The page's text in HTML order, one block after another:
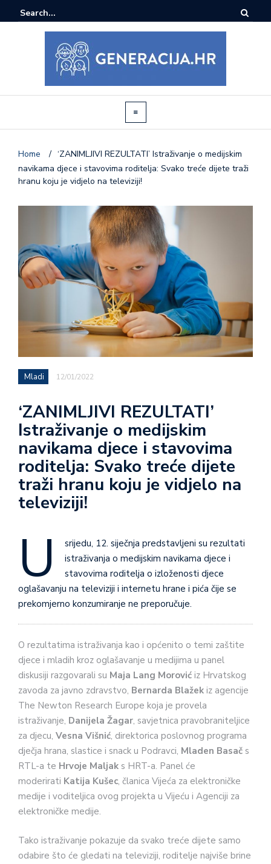
Home / ‘ZANIMLJIVI REZULTATI’ Istraživanje o medijskim
navikama djece i stavovima roditelja: Svako treće dijete traži
hranu koju je vidjelo na televiziji!
Mladi 12/01/2022
‘ZANIMLJIVI REZULTATI’
Istraživanje o medijskim
navikama djece i stavovima
roditelja: Svako treće dijete
traži hranu koju je vidjelo na
televiziji!
U
srijedu, 12. siječnja predstavljeni su rezultati
istraživanja o medijskim navikama djece i
stavovima roditelja o izloženosti djece
oglašavanju na televiziji i internetu hrane i pića čije se
prekomjerno konzumiranje ne preporučuje.
O rezultatima istraživanja kao i općenito o temi zaštite
djece i mladih kroz oglašavanje u medijima u panel
diskusiji razgovarali su Maja Lang Morović iz Hrvatskog
zavoda za javno zdravstvo, Bernarda Blažek iz agencije
The Newton Research Europe koja je provela
istraživanje, Danijela Žagar, savjetnica pravobraniteljice
za djecu, Vesna Višnić, direktorica poslovnog programa
dječja hrana, slastice i snack u Podravci, Mladen Basač s
RTL-a te Hrvoje Maljak s HRT-a. Panel će
moderirati Katija Kušec, članica Vijeća za elektroničke
medije i voditeljica ovog projekta u Vijeću i Agenciji za
elektroničke medije.
Tako istraživanje pokazuje da svako treće dijete samo
odabire što će gledati na televiziji, roditelje najviše brine